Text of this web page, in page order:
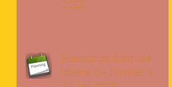
2025
Plannings formule
liberté de Janvier à